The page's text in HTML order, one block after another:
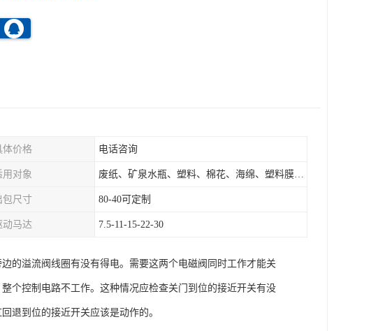
体价格 电话咨询
用对象 废纸、矿泉水瓶、塑料、棉花、海绵、塑料膜、垃圾、废料等
包尺寸 80-40可定制
动马达 7.5-11-15-22-30
的溢流阀线圈有没有得电。需要这两个电磁阀同时工作才能关
个控制电路不工作。这种情况应检查关门到位的接近开关有没
退到位的接近开关应该是动作的。